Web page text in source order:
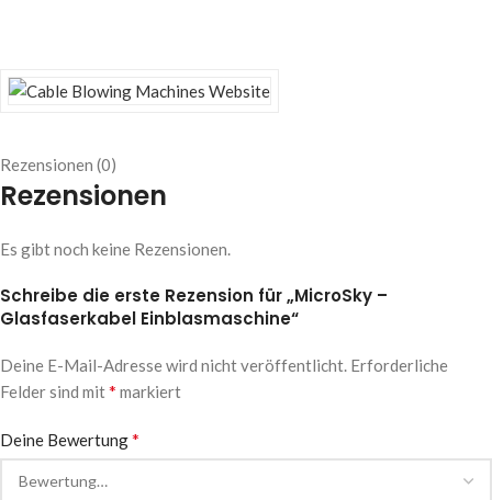
Rezensionen (0)
Rezensionen
Es gibt noch keine Rezensionen.
Schreibe die erste Rezension für „MicroSky –
Glasfaserkabel Einblasmaschine“
Deine E-Mail-Adresse wird nicht veröffentlicht. Erforderliche
Felder sind mit* markiert
Deine Bewertung*